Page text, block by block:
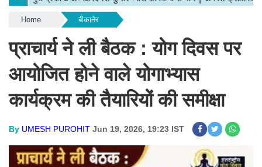
Home बीकानेर
प्राचार्य ने ली बैठक : योग दिवस पर
आयोजित होने वाले योगाभ्यास
कार्यक्रम की तैयारियों की समीक्षा
By UMESH PUROHIT Jun 19, 2026, 19:23 IST